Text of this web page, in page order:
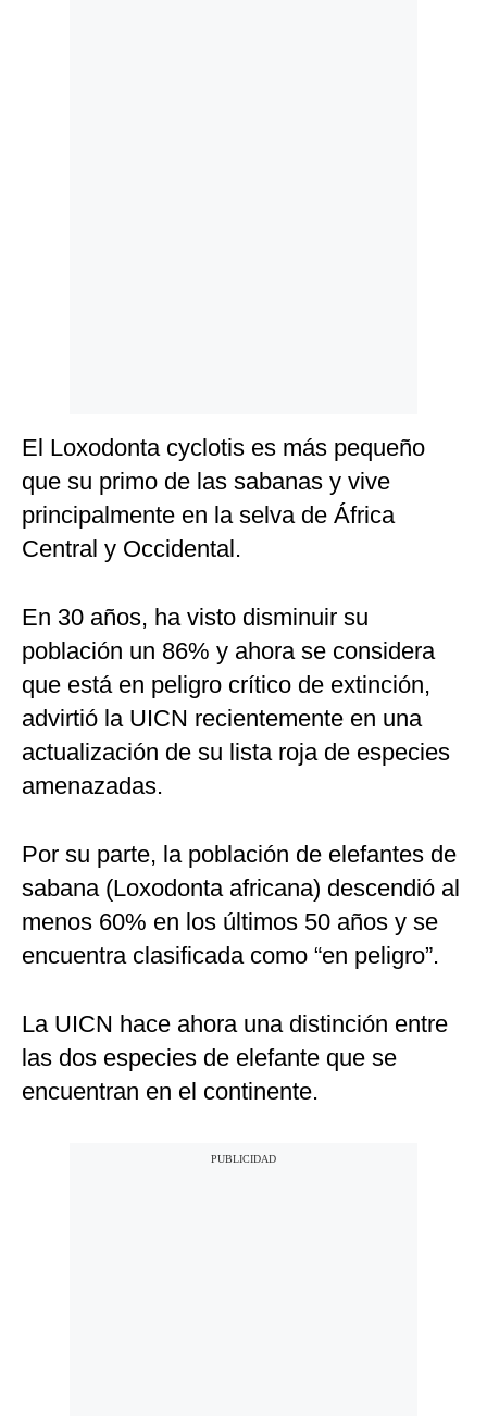
El Loxodonta cyclotis es más pequeño
que su primo de las sabanas y vive
principalmente en la selva de África
Central y Occidental.
En 30 años, ha visto disminuir su
población un 86% y ahora se considera
que está en peligro crítico de extinción,
advirtió la UICN recientemente en una
actualización de su lista roja de especies
amenazadas.
Por su parte, la población de elefantes de
sabana (Loxodonta africana) descendió al
menos 60% en los últimos 50 años y se
encuentra clasificada como “en peligro”.
La UICN hace ahora una distinción entre
las dos especies de elefante que se
encuentran en el continente.